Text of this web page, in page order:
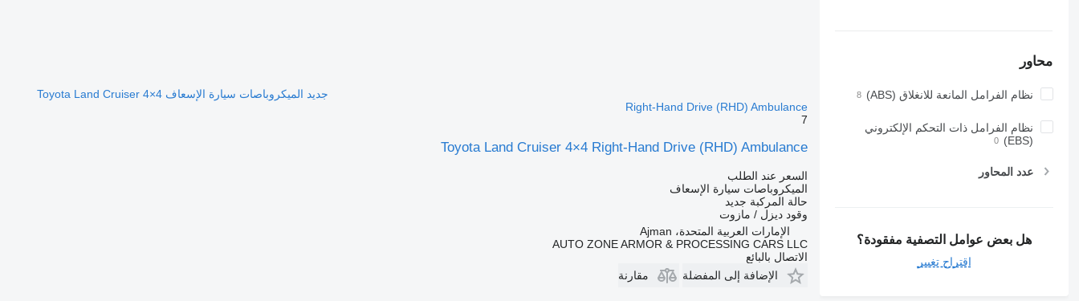
محاور
نظام الفرامل المانعة للانغلاق (ABS)
نظام الفرامل ذات التحكم الإلكتروني
(EBS)
عدد المحاور
هل بعض عوامل التصفية مفقودة؟
اقتراح تغيير
جديد الميكروباصات سيارة الإسعاف Toyota Land Cruiser 4×4
Right-Hand Drive (RHD) Ambulance
7
Toyota Land Cruiser 4×4 Right-Hand Drive (RHD) Ambulance
السعر عند الطلب
الميكروباصات سيارة الإسعاف
حالة المركبة جديد
وقود ديزل / مازوت
الإمارات العربية المتحدة، Ajman
AUTO ZONE ARMOR & PROCESSING CARS LLC
الاتصال بالبائع
الإضافة إلى المفضلة
مقارنة